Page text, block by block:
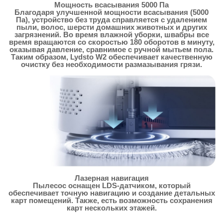
Мощность всасывания 5000 Па
Благодаря улучшенной мощности всасывания (5000
Па), устройство без труда справляется с удалением
пыли, волос, шерсти домашних животных и других
загрязнений. Во время влажной уборки, швабры все
время вращаются со скоростью 180 оборотов в минуту,
оказывая давление, сравнимое с ручной мытьем пола.
Таким образом, Lydsto W2 обеспечивает качественную
очистку без необходимости размазывания грязи.
Лазерная навигация
Пылесос оснащен LDS-датчиком, который
обеспечивает точную навигацию и создание детальных
карт помещений. Также, есть возможность сохранения
карт нескольких этажей.